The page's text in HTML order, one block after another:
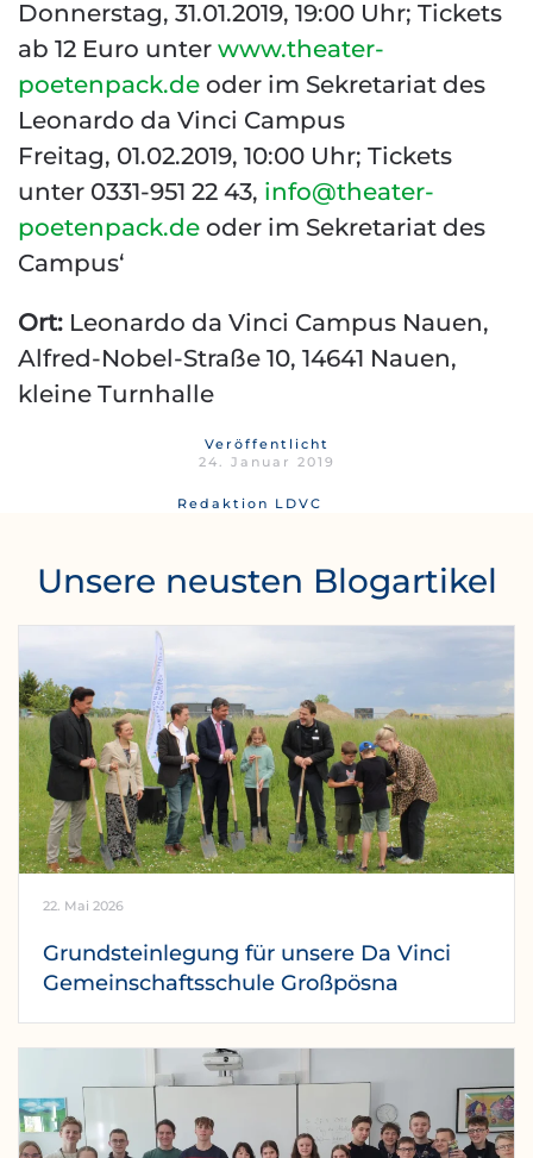
Donnerstag, 31.01.2019, 19:00 Uhr; Tickets
ab 12 Euro unter www.theater-
poetenpack.de oder im Sekretariat des
Leonardo da Vinci Campus
Freitag, 01.02.2019, 10:00 Uhr; Tickets
unter 0331-951 22 43, info@theater-
poetenpack.de oder im Sekretariat des
Campus‘
Ort: Leonardo da Vinci Campus Nauen,
Alfred-Nobel-Straße 10, 14641 Nauen,
kleine Turnhalle
Veröffentlicht
24. Januar 2019
Redaktion LDVC
Unsere neusten Blogartikel
22. Mai 2026
Grundsteinlegung für unsere Da Vinci
Gemeinschaftsschule Großpösna